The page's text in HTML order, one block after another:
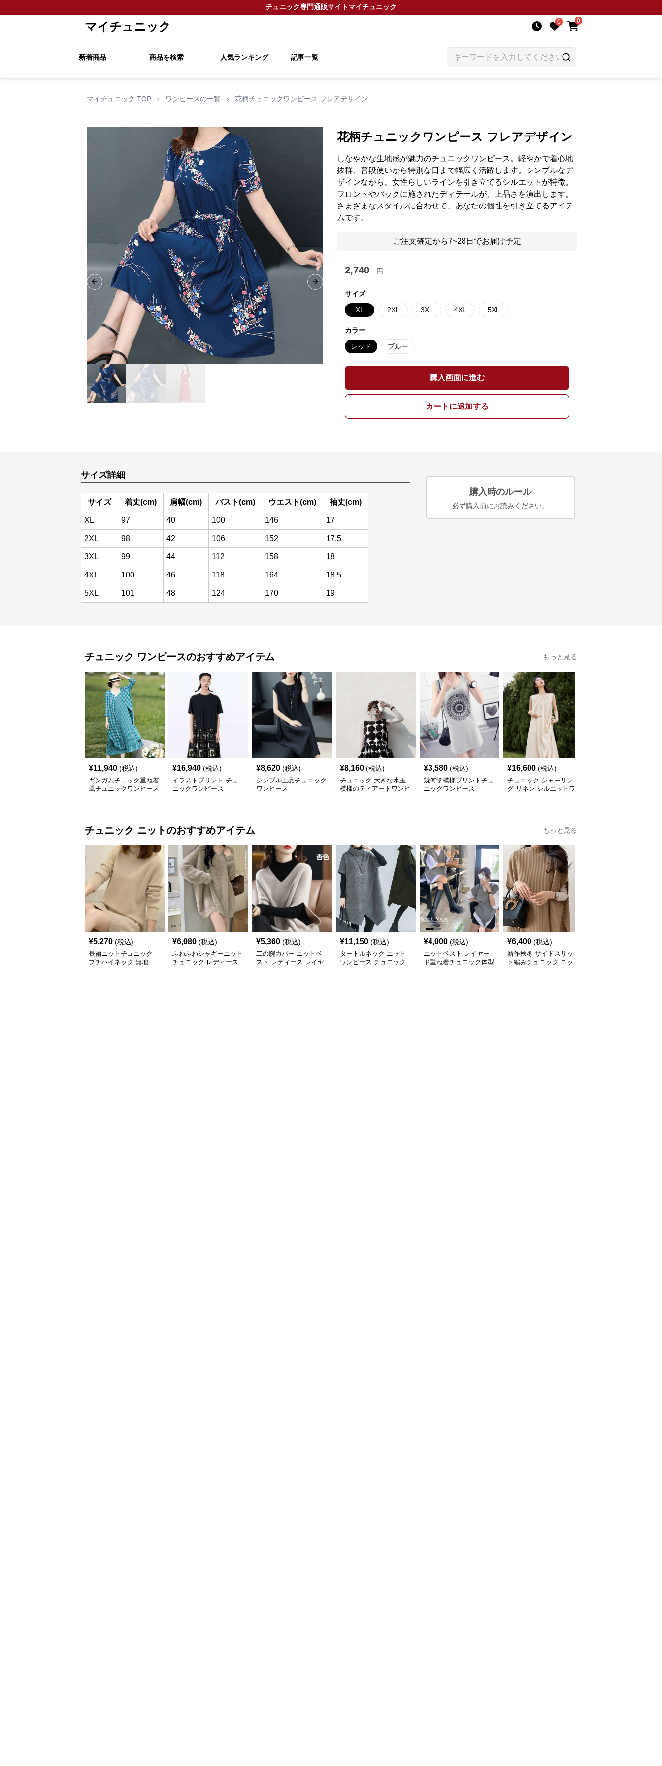
チュニック専門通販サイトマイチュニック
マイチュニック 0 0
新着商品 商品を検索 人気ランキング 記事一覧
マイチュニック TOP › ワンピースの一覧 › 花柄チュニックワンピース フレアデザイン
Previous slide Next slide
花柄チュニックワンピース フレアデザイン
しなやかな生地感が魅力のチュニックワンピース。軽やかで着心地
抜群、普段使いから特別な日まで幅広く活躍します。シンプルなデ
ザインながら、女性らしいラインを引き立てるシルエットが特徴。
フロントやバックに施されたディテールが、上品さを演出します。
さまざまなスタイルに合わせて、あなたの個性を引き立てるアイテ
ムです。
ご注文確定から7~28日でお届け予定
2,740 円
サイズ
XL 2XL 3XL 4XL 5XL
カラー
レッド ブルー
購入画面に進む
カートに追加する
サイズ詳細
サイズ 着丈(cm) 肩幅(cm) バスト(cm) ウエスト(cm) 袖丈(cm)
XL 97 40 100 146 17
2XL 98 42 106 152 17.5
3XL 99 44 112 158 18
4XL 100 46 118 164 18.5
5XL 101 48 124 170 19
購入時のルール
必ず購入前にお読みください。
チュニック ワンピースのおすすめアイテム もっと見る
¥11,940 (税込)
ギンガムチェック重ね着
風チュニックワンピース
¥16,940 (税込)
イラストプリント チュ
ニックワンピース
¥8,620 (税込)
シンプル上品チュニック
ワンピース
¥8,160 (税込)
チュニック 大きな水玉
模様のティアードワンピ
¥3,580 (税込)
幾何学模様プリントチュ
ニックワンピース
¥16,600 (税込)
チュニック シャーリン
グ リネン シルエットワ
チュニック ニットのおすすめアイテム もっと見る
¥5,270 (税込)
長袖ニットチュニック
プチハイネック 無地
¥6,080 (税込)
ふわふわシャギーニット
チュニック レディース
¥5,360 (税込)
二の腕カバー ニットベ
スト レディース レイヤ
¥11,150 (税込)
タートルネック ニット
ワンピース チュニック
¥4,000 (税込)
ニットベスト レイヤー
ド重ね着チュニック体型
¥6,400 (税込)
新作秋冬 サイドスリッ
ト編みチュニック ニッ